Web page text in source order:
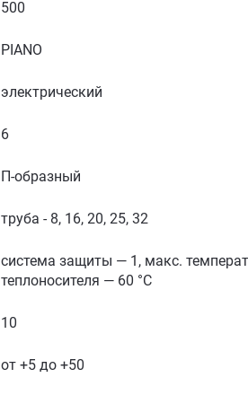
500
PIANO
электрический
6
П-образный
труба - 8, 16, 20, 25, 32
система защиты — 1, макс.
теплоносителя — 60 °C
10
от +5 до +50